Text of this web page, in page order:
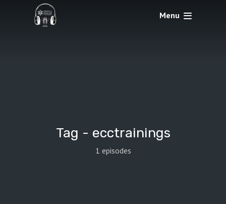
Menu
Tag - ecctrainings
1 episodes